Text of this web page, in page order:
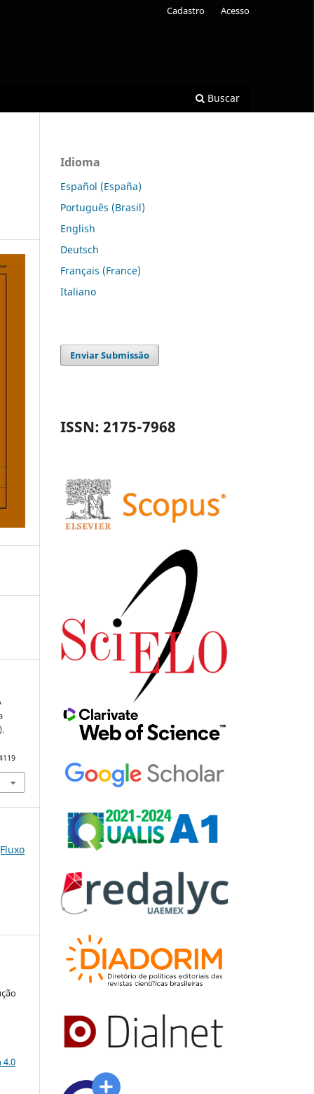
Buscar
Cadastro Acesso
4.0
Idioma
Español (España)
Português (Brasil)
English
Deutsch
Français (France)
Italiano
Enviar Submissão
ISSN: 2175-7968